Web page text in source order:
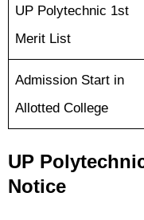
UP Polytechnic 1st
Merit List
Admission Start in
Allotted College
UP
Notice